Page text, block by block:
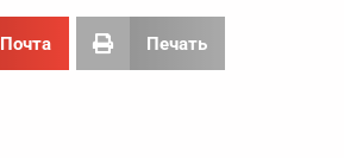
Почта Печать